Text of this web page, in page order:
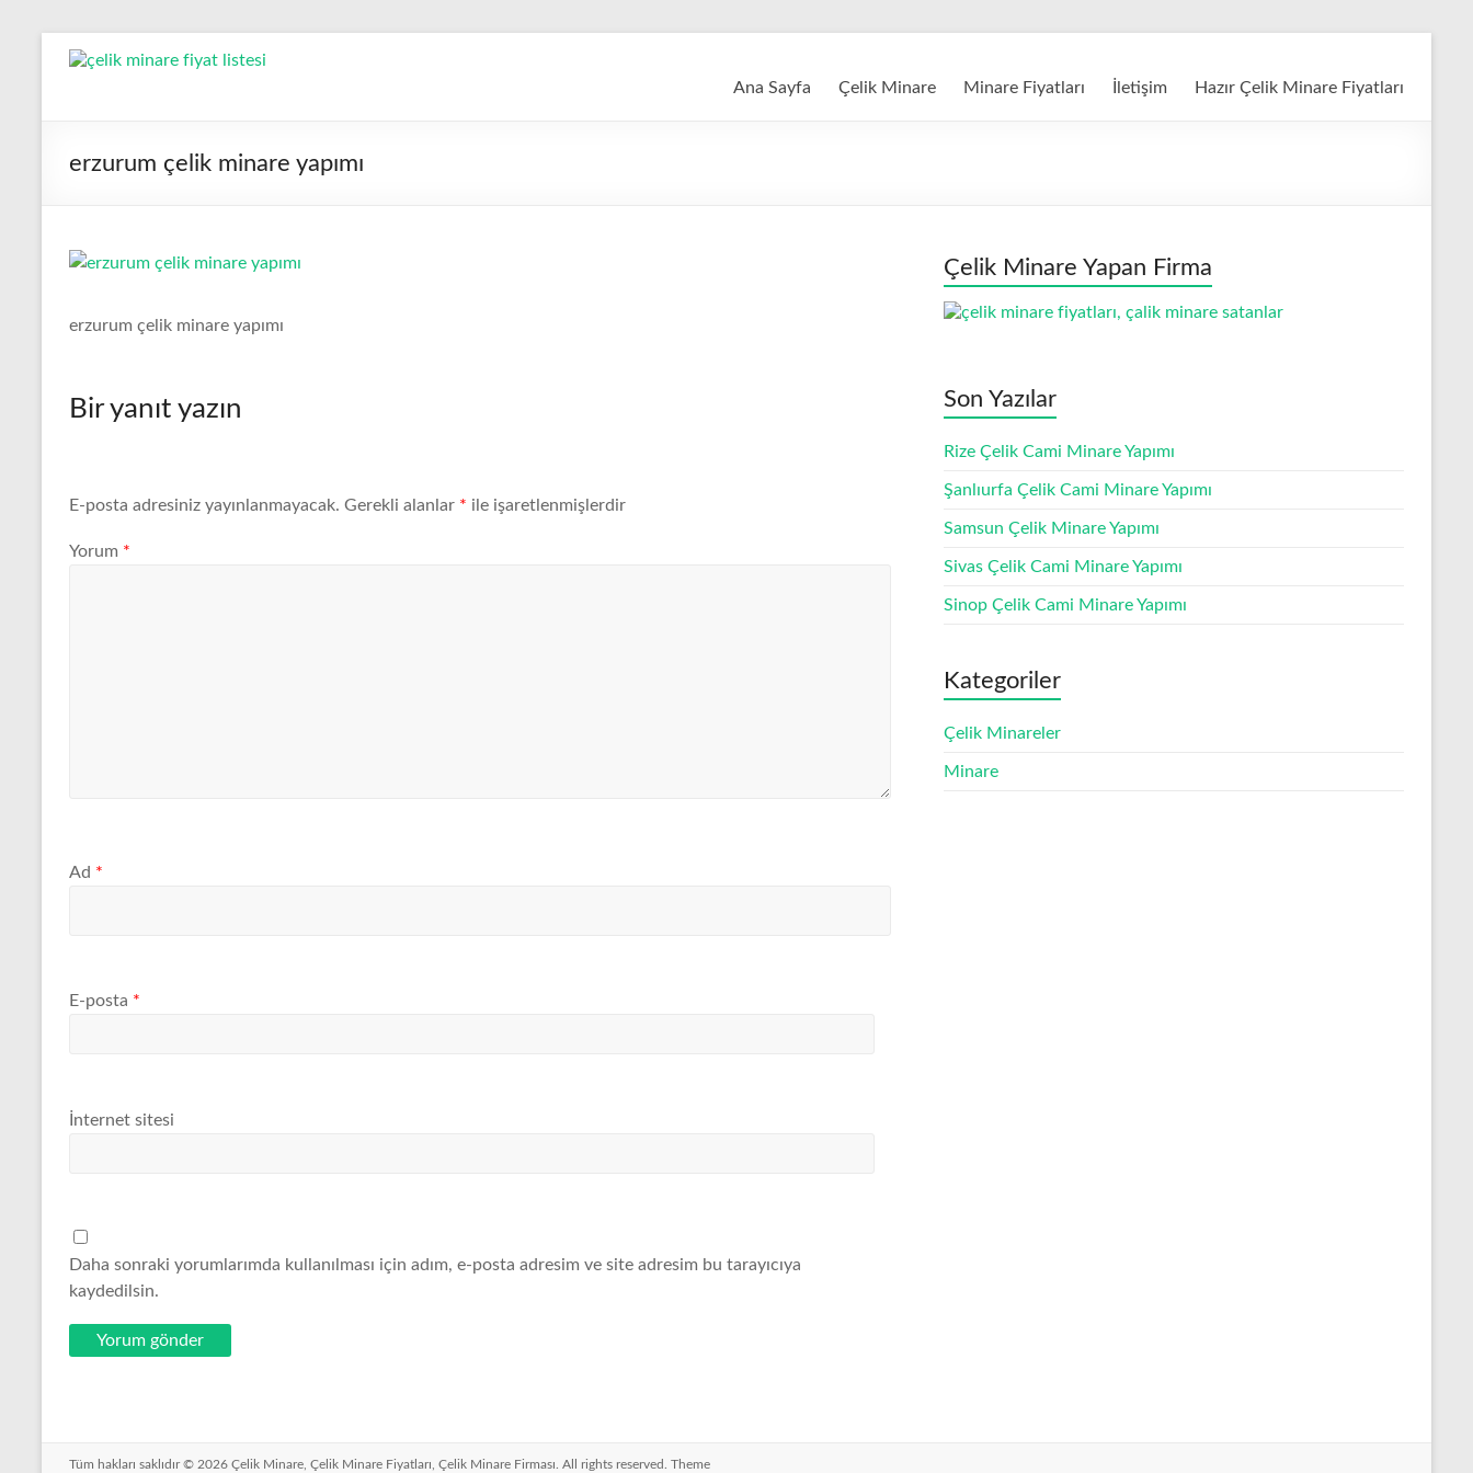
Çelik
Çelik
Fiyatları,
Minare
Çelik
Modelleri
Ana Sayfa Çelik Minare Minare Fiyatları İletişim Hazır Çelik Minare Fiyatları
erzurum çelik minare yapımı
erzurum çelik minare yapımı
Bir yanıt yazın
E-posta adresiniz yayınlanmayacak. Gerekli alanlar * ile işaretlenmişlerdir
Yorum *
Ad *
E-posta *
İnternet sitesi
Daha sonraki yorumlarımda kullanılması için adım, e-posta adresim ve site adresim bu tarayıcıya
kaydedilsin.
Çelik Minare Yapan Firma
Son Yazılar
Rize Çelik Cami Minare Yapımı
Şanlıurfa Çelik Cami Minare Yapımı
Samsun Çelik Minare Yapımı
Sivas Çelik Cami Minare Yapımı
Sinop Çelik Cami Minare Yapımı
Kategoriler
Çelik Minareler
Minare
Tüm hakları saklıdır © 2026 Çelik Minare, Çelik Minare Fiyatları, Çelik Minare Firması . All rights reserved. Theme